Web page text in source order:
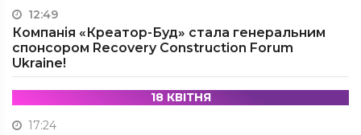
12:49
Компанія «Креатор-Буд» стала генеральним
спонсором Recovery Construction Forum
Ukraine!
18 КВІТНЯ
17:24